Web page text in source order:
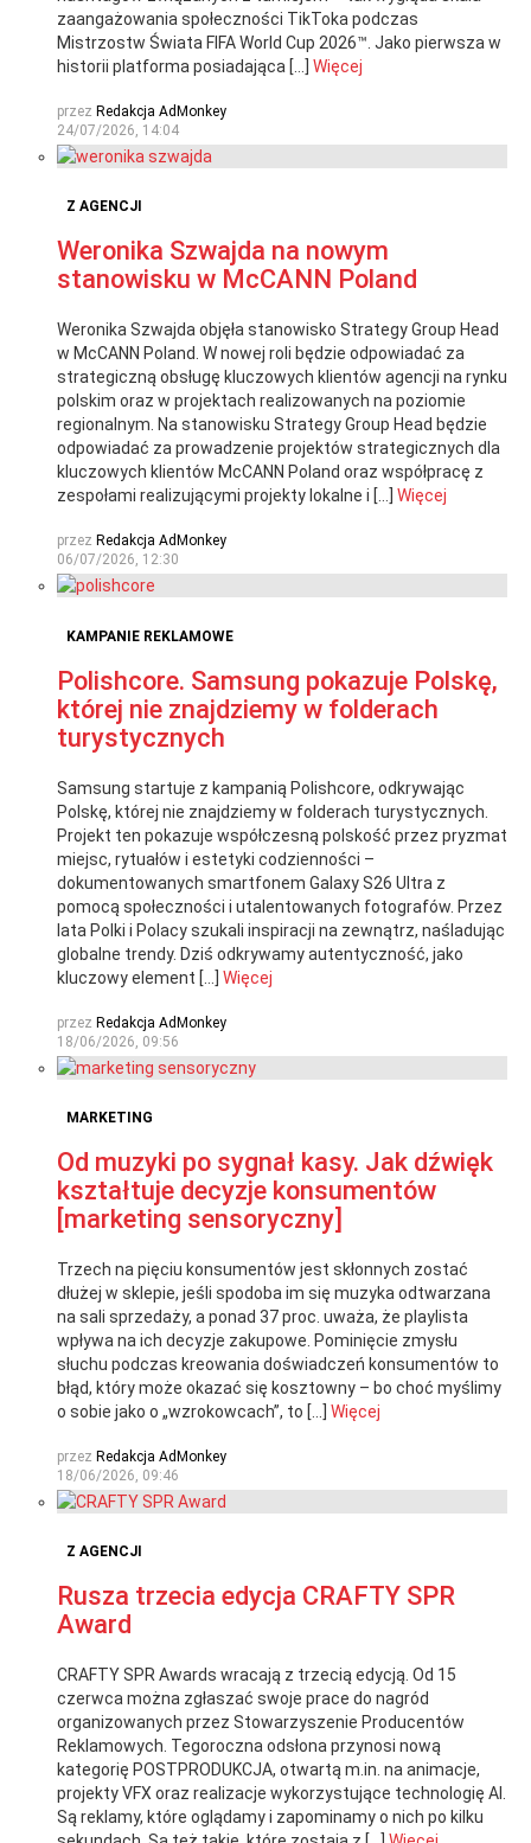
zaangażowania społeczności TikToka podczas
Mistrzostw Świata FIFA World Cup 2026™. Jako pierwsza w
historii platforma posiadająca […] Więcej
przez Redakcja AdMonkey
24/07/2026, 14:04
Z AGENCJI
Weronika Szwajda na nowym
stanowisku w McCANN Poland
Weronika Szwajda objęła stanowisko Strategy Group Head
w McCANN Poland. W nowej roli będzie odpowiadać za
strategiczną obsługę kluczowych klientów agencji na rynku
polskim oraz w projektach realizowanych na poziomie
regionalnym. Na stanowisku Strategy Group Head będzie
odpowiadać za prowadzenie projektów strategicznych dla
kluczowych klientów McCANN Poland oraz współpracę z
zespołami realizującymi projekty lokalne i […] Więcej
przez Redakcja AdMonkey
06/07/2026, 12:30
KAMPANIE REKLAMOWE
Polishcore. Samsung pokazuje Polskę,
której nie znajdziemy w folderach
turystycznych
Samsung startuje z kampanią Polishcore, odkrywając
Polskę, której nie znajdziemy w folderach turystycznych.
Projekt ten pokazuje współczesną polskość przez pryzmat
miejsc, rytuałów i estetyki codzienności –
dokumentowanych smartfonem Galaxy S26 Ultra z
pomocą społeczności i utalentowanych fotografów. Przez
lata Polki i Polacy szukali inspiracji na zewnątrz, naśladując
globalne trendy. Dziś odkrywamy autentyczność, jako
kluczowy element […] Więcej
przez Redakcja AdMonkey
18/06/2026, 09:56
MARKETING
Od muzyki po sygnał kasy. Jak dźwięk
kształtuje decyzje konsumentów
[marketing sensoryczny]
Trzech na pięciu konsumentów jest skłonnych zostać
dłużej w sklepie, jeśli spodoba im się muzyka odtwarzana
na sali sprzedaży, a ponad 37 proc. uważa, że playlista
wpływa na ich decyzje zakupowe. Pominięcie zmysłu
słuchu podczas kreowania doświadczeń konsumentów to
błąd, który może okazać się kosztowny – bo choć myślimy
o sobie jako o „wzrokowcach”, to […] Więcej
przez Redakcja AdMonkey
18/06/2026, 09:46
Z AGENCJI
Rusza trzecia edycja CRAFTY SPR
Award
CRAFTY SPR Awards wracają z trzecią edycją. Od 15
czerwca można zgłaszać swoje prace do nagród
organizowanych przez Stowarzyszenie Producentów
Reklamowych. Tegoroczna odsłona przynosi nową
kategorię POSTPRODUKCJA, otwartą m.in. na animacje,
projekty VFX oraz realizacje wykorzystujące technologię AI.
Są reklamy, które oglądamy i zapominamy o nich po kilku